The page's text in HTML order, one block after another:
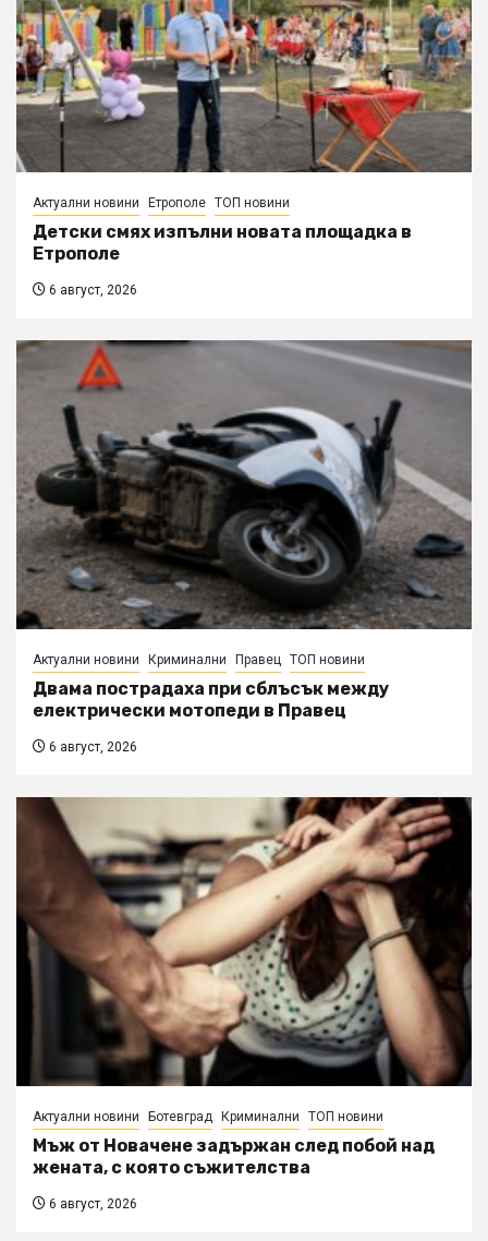
Актуални новини Етрополе ТОП новини
Детски смях изпълни новата площадка в
Етрополе
6 август, 2026
Актуални новини Криминални Правец ТОП новини
Двама пострадаха при сблъсък между
електрически мотопеди в Правец
6 август, 2026
Актуални новини Ботевград Криминални ТОП новини
Мъж от Новачене задържан след побой над
жената, с която съжителства
6 август, 2026